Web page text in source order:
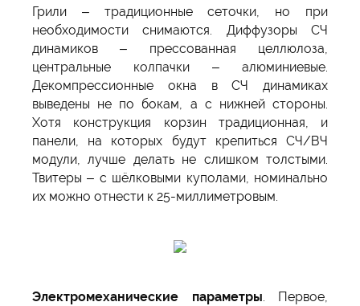
Грили – традиционные сеточки, но при
необходимости снимаются. Диффузоры СЧ
динамиков – прессованная целлюлоза,
центральные колпачки – алюминиевые.
Декомпрессионные окна в СЧ динамиках
выведены не по бокам, а с нижней стороны.
Хотя конструкция корзин традиционная, и
панели, на которых будут крепиться СЧ/ВЧ
модули, лучше делать не слишком толстыми.
Твитеры – с шёлковыми куполами, номинально
их можно отнести к 25-миллиметровым.
Электромеханические параметры . Первое,